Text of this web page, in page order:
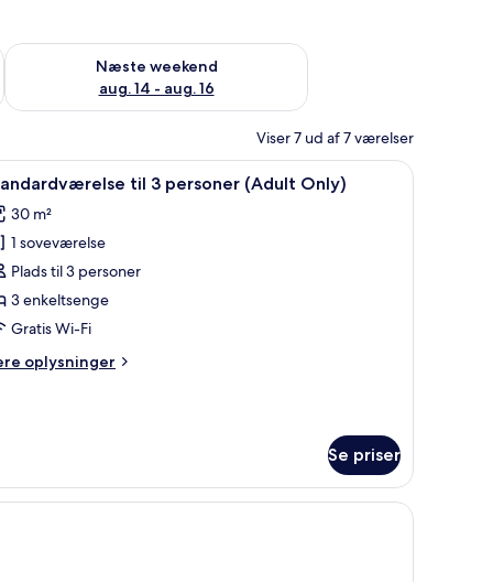
aug. 7 - aug. 9
Næste weekend
aug. 14 - aug. 16
Tjek tilgængelighed for næste weekend aug. 14 - aug. 16
Viser 7 ud af 7 værelser
Only) | Udsigt fra værelset Et hotelværelse med to senge, et
11 til 3 personer (Adult Only)
30 m²
1 soveværelse
Plads til 3 personer
3 enkeltsenge
Gratis Wi-Fi
oplysninger
Se priser
lydisolering